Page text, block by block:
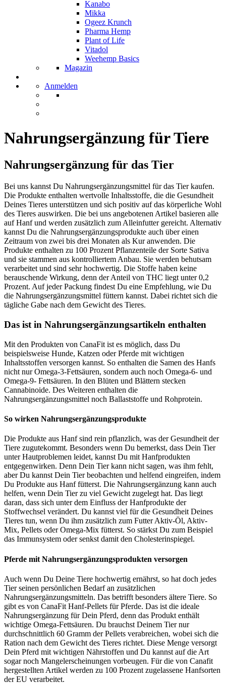
Kanabo
Mikka
Ogeez Krunch
Pharma Hemp
Plant of Life
Vitadol
Weehemp Basics
Magazin
Anmelden
Nahrungsergänzung für Tiere
Nahrungsergänzung für das Tier
Bei uns kannst Du Nahrungsergänzungsmittel für das Tier kaufen.
Die Produkte enthalten wertvolle Inhaltsstoffe, die die Gesundheit
Deines Tieres unterstützen und sich positiv auf das körperliche Wohl
des Tieres auswirken. Die bei uns angebotenen Artikel basieren alle
auf Hanf und werden zusätzlich zum Alleinfutter gereicht. Alternativ
kannst Du die Nahrungsergänzungsprodukte auch über einen
Zeitraum von zwei bis drei Monaten als Kur anwenden. Die
Produkte enthalten zu 100 Prozent Pflanzenteile der Sorte Sativa
und sie stammen aus kontrolliertem Anbau. Sie werden behutsam
verarbeitet und sind sehr hochwertig. Die Stoffe haben keine
berauschende Wirkung, denn der Anteil von THC liegt unter 0,2
Prozent. Auf jeder Packung findest Du eine Empfehlung, wie Du
die Nahrungsergänzungsmittel füttern kannst. Dabei richtet sich die
tägliche Gabe nach dem Gewicht des Tieres.
Das ist in Nahrungsergänzungsartikeln enthalten
Mit den Produkten von CanaFit ist es möglich, dass Du
beispielsweise Hunde, Katzen oder Pferde mit wichtigen
Inhaltsstoffen versorgen kannst. So enthalten die Samen des Hanfs
nicht nur Omega-3-Fettsäuren, sondern auch noch Omega-6- und
Omega-9- Fettsäuren. In den Blüten und Blättern stecken
Cannabinoide. Des Weiteren enthalten die
Nahrungsergänzungsmittel noch Ballaststoffe und Rohprotein.
So wirken Nahrungsergänzungsprodukte
Die Produkte aus Hanf sind rein pflanzlich, was der Gesundheit der
Tiere zugutekommt. Besonders wenn Du bemerkst, dass Dein Tier
unter Hautproblemen leidet, kannst Du mit Hanfprodukten
entgegenwirken. Denn Dein Tier kann nicht sagen, was ihm fehlt,
aber Du kannst Dein Tier beobachten und helfend eingreifen, indem
Du Produkte aus Hanf fütterst. Die Nahrungsergänzung kann auch
helfen, wenn Dein Tier zu viel Gewicht zugelegt hat. Das liegt
daran, dass sich unter dem Einfluss der Hanfprodukte der
Stoffwechsel verändert. Du kannst viel für die Gesundheit Deines
Tieres tun, wenn Du ihm zusätzlich zum Futter Aktiv-Öl, Aktiv-
Mix, Pellets oder Omega-Mix fütterst. So stärkst Du zum Beispiel
das Immunsystem oder senkst damit den Cholesterinspiegel.
Pferde mit Nahrungsergänzungsprodukten versorgen
Auch wenn Du Deine Tiere hochwertig ernährst, so hat doch jedes
Tier seinen persönlichen Bedarf an zusätzlichen
Nahrungsergänzungsmitteln. Das betrifft besonders ältere Tiere. So
gibt es von CanaFit Hanf-Pellets für Pferde. Das ist die ideale
Nahrungsergänzung für Dein Pferd, denn das Produkt enthält
wichtige Omega-Fettsäuren. Du brauchst Deinem Tier nur
durchschnittlich 60 Gramm der Pellets verabreichen, wobei sich die
Ration nach dem Gewicht des Tieres richtet. Diese Menge versorgt
Dein Pferd mit wichtigen Nährstoffen und Du kannst auf die Art
sogar noch Mangelerscheinungen vorbeugen. Für die von Canafit
hergestellten Artikel werden zu 100 Prozent zugelassene Hanfsorten
der EU verarbeitet.